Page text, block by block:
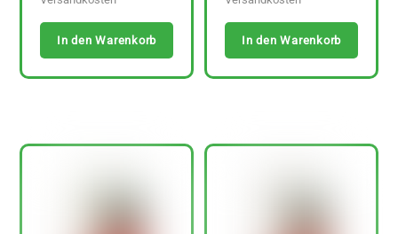
In den Warenkorb In den Warenkorb